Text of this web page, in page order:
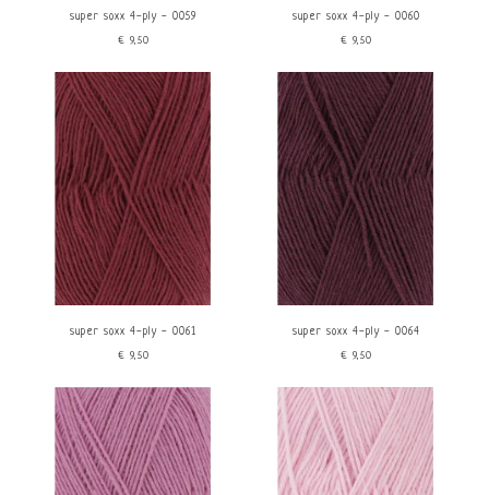
super soxx 4-ply - 0059
€9,50
super soxx 4-ply - 0060
€9,50
super soxx 4-ply - 0061
€9,50
super soxx 4-ply - 0064
€9,50